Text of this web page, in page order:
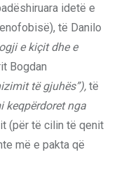
idetë e
të Danilo
e kiçit dhe e
Bogdan
të gjuhës”), të
keqpërdoret nga
(për të cilin të qenit
më e pakta që